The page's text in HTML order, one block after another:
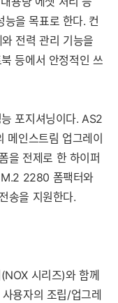
능을 목표로 한다. 컨
전력 관리 기능을
등에서 안정적인 쓰
포지셔닝이다. AS2
인스트림 업그레이
을 전제로 한 하이퍼
M.2 2280 폼팩터와
송을 지원한다.
시리즈)와 함께
용자의 조립/업그레